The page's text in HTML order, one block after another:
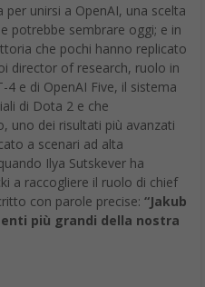
per unirsi a OpenAI, una scelta
potrebbe sembrare oggi; e in
che pochi hanno replicato
director of research, ruolo in
4 e di OpenAI Five, il sistema
di Dota 2 e che
uno dei risultati più avanzati
a scenari ad alta
Ilya Sutskever ha
a raccogliere il ruolo di chief
con parole precise: “Jakub
più grandi della nostra